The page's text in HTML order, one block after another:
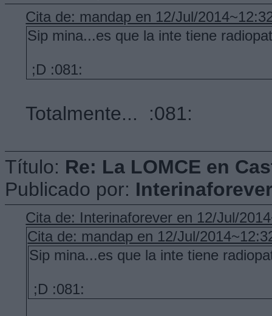
Cita de: mandap en 12/Jul/
Sip mina...es que la inte tiene
;D :081:
Totalmente... :081:
Título: Re: La LOMCE en
Publicado por: Interinaforever
Cita de: Interinaforever en 12/Jul/
Cita de: mandap en 12/Jul/
Sip mina...es que la inte tiene
;D :081: